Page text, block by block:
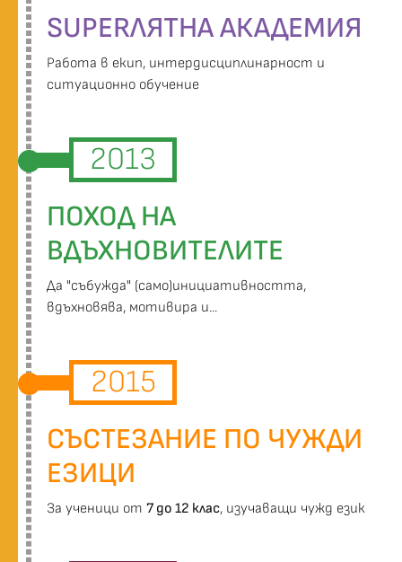
SUPERЛЯТНА АКАДЕМИЯ
Работа в екип, интердисциплинарност и
ситуационно обучение
2013
ПОХОД НА
ВДЪХНОВИТЕЛИТЕ
Да "събужда" (само)инициативността,
вдъхновява, мотивира и...
2015
СЪСТЕЗАНИЕ ПО ЧУЖДИ
ЕЗИЦИ
За ученици от 7 до 12 клас, изучаващи чужд език